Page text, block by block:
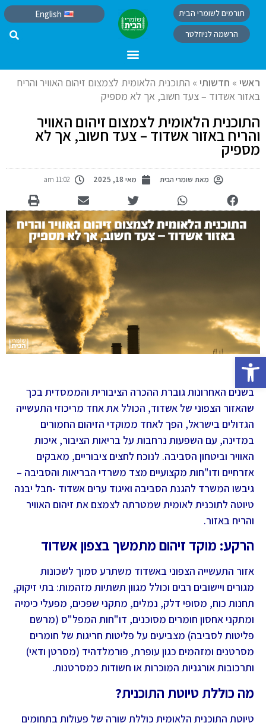
פתח סרגל נגישות
תורמים לשומרי הבית
הרשמה לניוזלטר
English
ראשי » חדשותי » התוכנית הלאומית לצמצום זיהום האוויר והריח
באזור אשדוד – צעד חשוב, אך לא מספיק
התוכנית הלאומית לצמצום זיהום האוויר
והריח באזור אשדוד – צעד חשוב, אך לא
מספיק
מאת שומרי הבית מאי 18, 2025 11:02 am
בשנים האחרונות גוברת ההכרה הציבורית והממסדית בכך
שהאזור הצפוני של אשדוד, הכולל את אחד מריכוזי התעשייה
הגדולים בישראל, הפך לאחד ממוקדי הזיהום החמורים
במדינה, עם השפעות נרחבות על בריאות הציבור, איכות
האוויר וביטחון הסביבה. לנוכח לחצים ציבוריים, מאבקים
אזרחיים ודו"חות מקצועיים מצד משרדי הבריאות והסביבה –
גיבשו המשרד להגנת הסביבה ואיגוד ערים אשדוד -חבל יבנה
טיוטה לתוכנית לאומית שמטרתה לצמצם את זיהום האוויר
והריח באזור.
הרקע: מוקד זיהום מתמשך בצפון אשדוד
אזור התעשייה הצפוני באשדוד משתרע סמוך לשכונות
מגורים ויישובים רבים וכולל מגוון תשתיות מזהמות: בתי זיקוק,
תחנות כוח, מסופי דלק, נמלים, מתקני שפכים, מפעלי כימיה
ומתקני אחסון חומרים מסוכנים, דו"חות המפל"ס (מרשם
פליטות לסביבה) מצביעים על פליטות חריגות של חומרים
מסרטנים ומזהמים כגון עופרת, פורמלדהיד (מסרטן ודאי)
ותרכובות אורגניות המוכרות או חשודות כמסרטנות.
מה כוללת טיוטת התוכנית?
טיוטת התוכנית הלאומית כוללת שורה של פעולות בתחומים